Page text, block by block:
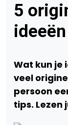
5
ideeën
Wat kun je
veel
persoon
tips. Lezen